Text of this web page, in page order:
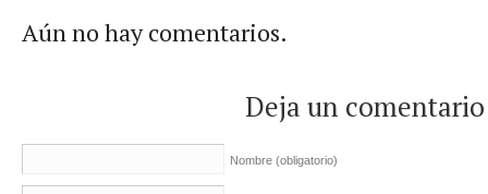
Aún no hay comentarios.
Deja un comentario
Nombre (obligatorio)